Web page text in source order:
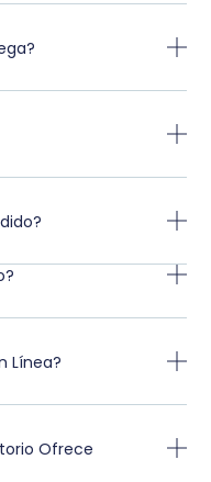
Línea?
Ofrece